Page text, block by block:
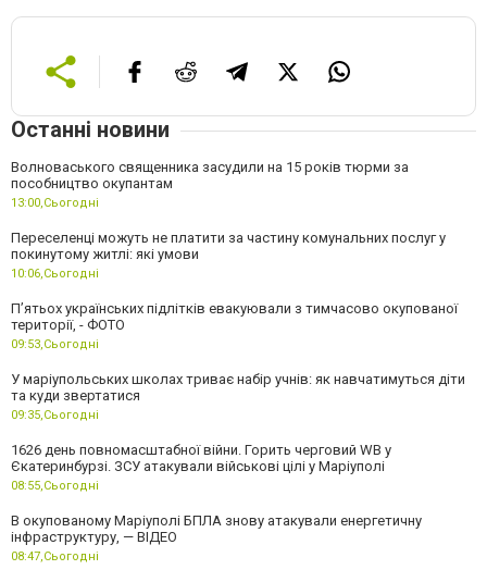
Останні новини
Волноваського священника засудили на 15 років тюрми за
пособництво окупантам
13:00,Сьогодні
Переселенці можуть не платити за частину комунальних послуг у
покинутому житлі: які умови
10:06,Сьогодні
П’ятьох українських підлітків евакуювали з тимчасово окупованої
території, - ФОТО
09:53,Сьогодні
У маріупольських школах триває набір учнів: як навчатимуться діти
та куди звертатися
09:35,Сьогодні
1626 день повномасштабної війни. Горить черговий WB у
Єкатеринбурзі. ЗСУ атакували військові цілі у Маріуполі
08:55,Сьогодні
В окупованому Маріуполі БПЛА знову атакували енергетичну
інфраструктуру, — ВІДЕО
08:47,Сьогодні